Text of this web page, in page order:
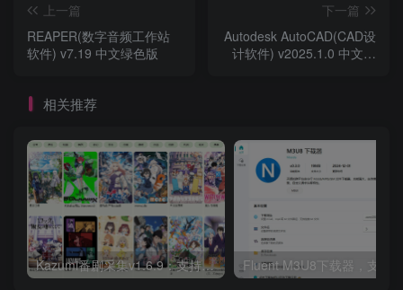
上一篇
REAPER(数字音频工作站
软件) v7.19 中文绿色版
下一篇
Autodesk AutoCAD(CAD设
计软件) v2025.1.0 中文破
相关推荐
Kazumi番剧采集v1.6.9：支持自定义规则+在线观看+弹幕，跨平台下载 Fluent M3U8下载器，支持